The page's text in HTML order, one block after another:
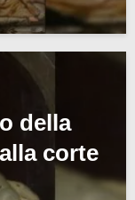
della
corte